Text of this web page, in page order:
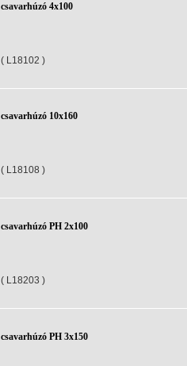
csavarhúzó 4x100
( L18102 )
csavarhúzó 10x160
( L18108 )
csavarhúzó PH 2x100
( L18203 )
csavarhúzó PH 3x150